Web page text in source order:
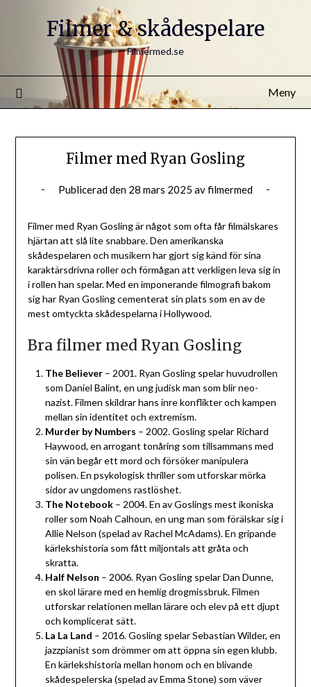
Filmer & skådespelare
Filmermed.se
Meny
Filmer med Ryan Gosling
Publicerad den 28 mars 2025 avfilmermed
Filmer med Ryan Gosling är något som ofta får filmälskares
hjärtan att slå lite snabbare. Den amerikanska
skådespelaren och musikern har gjort sig känd för sina
karaktärsdrivna roller och förmågan att verkligen leva sig in
i rollen han spelar. Med en imponerande filmografi bakom
sig har Ryan Gosling cementerat sin plats som en av de
mest omtyckta skådespelarna i Hollywood.
Bra filmer med Ryan Gosling
The Believer– 2001. Ryan Gosling spelar huvudrollen
som Daniel Balint, en ung judisk man som blir neo-
nazist. Filmen skildrar hans inre konflikter och kampen
mellan sin identitet och extremism.
Murder by Numbers – 2002. Gosling spelar Richard
Haywood, en arrogant tonåring som tillsammans med
sin vän begår ett mord och försöker manipulera
polisen. En psykologisk thriller som utforskar mörka
sidor av ungdomens rastlöshet.
The Notebook– 2004. En av Goslings mest ikoniska
roller som Noah Calhoun, en ung man som förälskar sig i
Allie Nelson (spelad av Rachel McAdams). En gripande
kärlekshistoria som fått miljontals att gråta och
skratta.
Half Nelson – 2006. Ryan Gosling spelar Dan Dunne,
en skol lärare med en hemlig drogmissbruk. Filmen
utforskar relationen mellan lärare och elev på ett djupt
och komplicerat sätt.
La La Land – 2016. Gosling spelar Sebastian Wilder, en
jazzpianist som drömmer om att öppna sin egen klubb.
En kärlekshistoria mellan honom och en blivande
skådespelerska (spelad av Emma Stone) som väver